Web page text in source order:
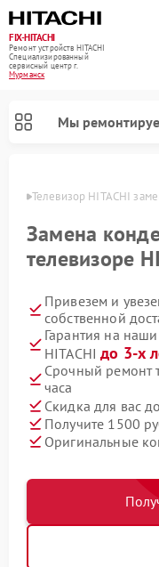
FIX-HITACHI
Ремонт устройств HITACHI
Специализированный
cервисный центр г.
Мурманск
Мы
Телевизор HITACHI
Замена
телевизоре
Привезем и
собственной
Гарантия на
HITACHIдо 3-х
Срочный ремонт
часа
Скидка для вас до
Получите 1500
Оригинальные